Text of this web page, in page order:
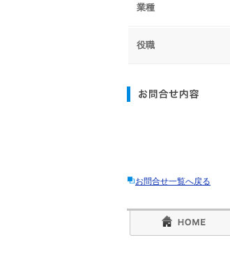
業種
役職
お問合せ一覧へ戻る